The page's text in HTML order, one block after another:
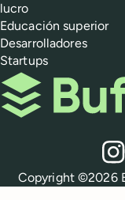
lucro
Educación superior
Desarrolladores
Startups
Buffer
Políticas
Copyright ©2026